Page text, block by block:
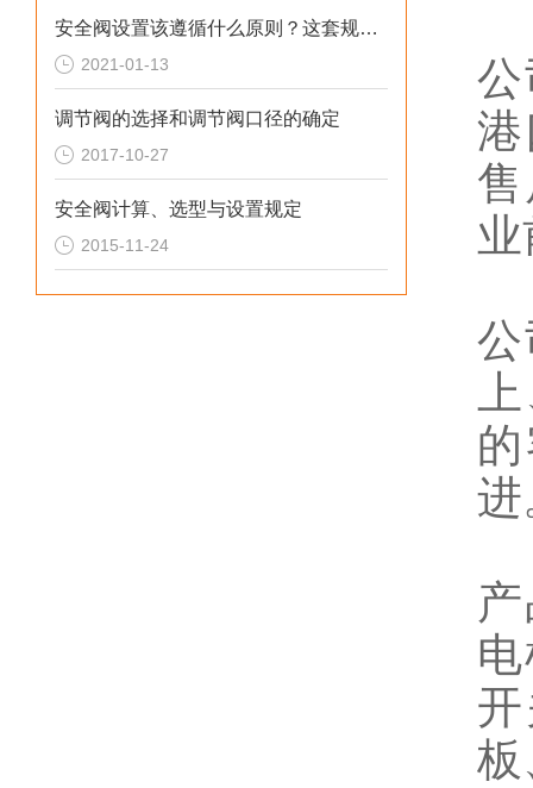
安全阀设置该遵循什么原则？这套规定值得回顾！
2021-01-13
调节阀的选择和调节阀口径的确定
2017-10-27
安全阀计算、选型与设置规定
2015-11-24
进
板